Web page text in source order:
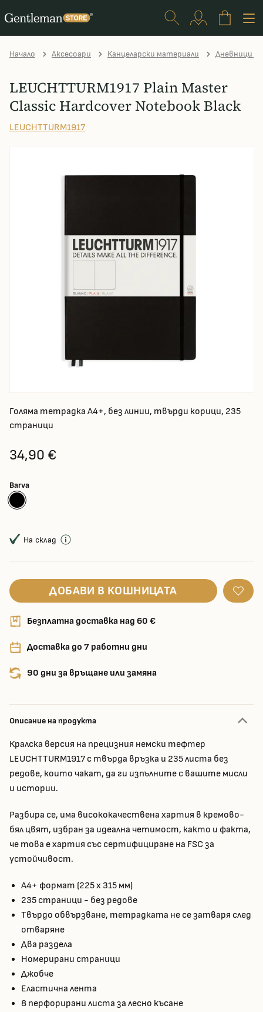
Начало Аксесоари Kанцеларски материали Дневници и
LEUCHTTURM1917 Plain Master
Classic Hardcover Notebook Black
LEUCHTTURM1917
Голяма тетрадка А4+, без линии, твърди корици, 235
страници
34,90 €
Barva
На склад
ДОБАВИ В КОШНИЦАТА
Безплатна доставка над 60 €
Доставка до 7 работни дни
90 дни за връщане или замяна
Описание на продукта
Кралска версия на прецизния немски тефтер
LEUCHTTURM1917 с твърда връзка и 235 листа без
редове, които чакат, да ги изпълните с вашите мисли
и истории.
Разбира се, има висококачествена хартия в кремово-
бял цвят, избран за идеална четимост, както и факта,
че това е хартия със сертифициране на FSC за
устойчивост.
А4+ формат (225 x 315 мм)
235 страници - без редове
Твърдо обвързване, тетрадката не се затваря след
отваряне
Два раздела
Номерирани страници
Джобче
Еластична лента
8 перфорирани листа за лесно късане